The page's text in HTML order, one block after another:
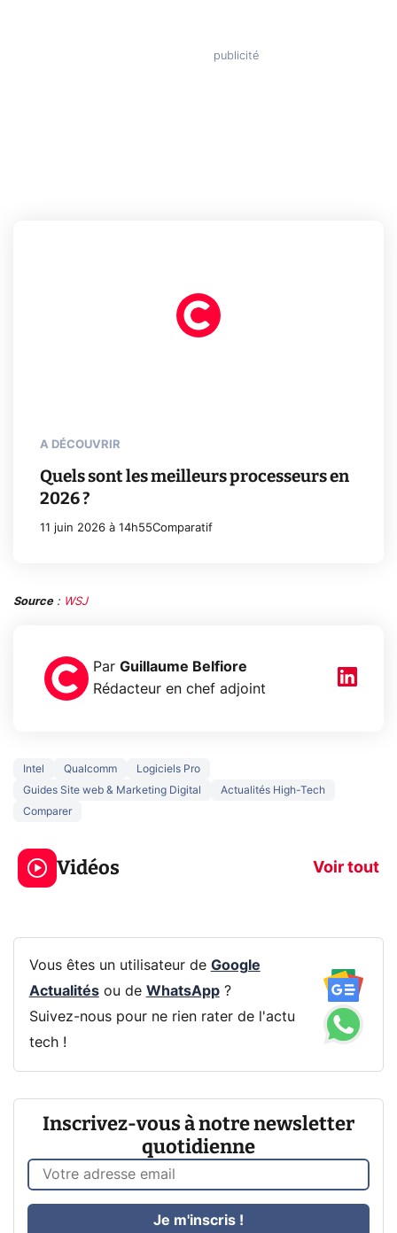
A DÉCOUVRIR
Quels sont les meilleurs processeurs en
2026 ?
11 juin 2026 à 14h55Comparatif
Source: WSJ
Par Guillaume Belfiore
Rédacteur en chef adjoint
Intel Qualcomm
Logiciels Pro
Guides Site web & Marketing Digital
Actualités High-Tech
Comparer
Vidéos Voir tout
3 écrans en 1 pour
319€ ? Voici L'AOC
CQ32G4ZA !
prochaine
Vous êtes un utilisateur de Google
Actualitésou de WhatsApp?
Suivez-nous pour ne rien rater de l'actu
tech !
Inscrivez-vous à notre newsletter
quotidienne
Je m'inscris !